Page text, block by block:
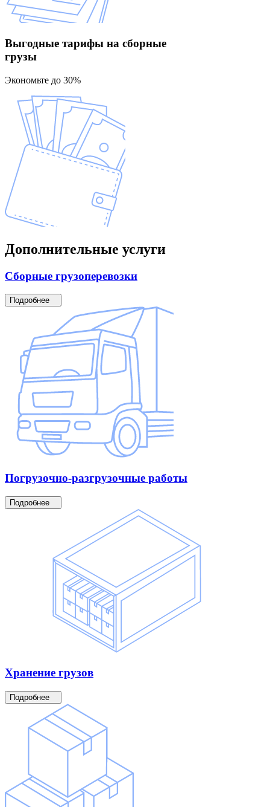
Выгодные тарифы на сборные
грузы
Экономьте до 30%
Дополнительные услуги
Сборные грузоперевозки
Подробнее
Погрузочно-разгрузочные работы
Подробнее
Хранение грузов
Подробнее